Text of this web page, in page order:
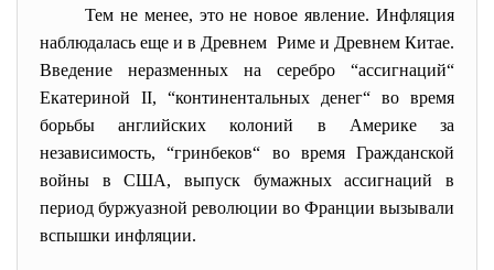
Тем не менее, это не новое явление. Инфляция
наблюдалась еще и в Древнем Риме и Древнем Китае.
Введение неразменных на серебро “ассигнаций“
Екатериной II, “континентальных денег“ во время
борьбы английских колоний в Америке за
независимость, “гринбеков“ во время Гражданской
войны в США, выпуск бумажных ассигнаций в
период буржуазной революции во Франции вызывали
вспышки инфляции.